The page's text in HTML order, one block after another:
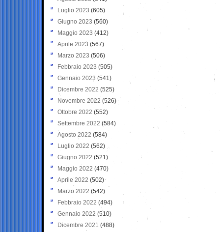
Luglio 2023 (605)
Giugno 2023 (560)
Maggio 2023 (412)
Aprile 2023 (567)
Marzo 2023 (506)
Febbraio 2023 (505)
Gennaio 2023 (541)
Dicembre 2022 (525)
Novembre 2022 (526)
Ottobre 2022 (552)
Settembre 2022 (584)
Agosto 2022 (584)
Luglio 2022 (562)
Giugno 2022 (521)
Maggio 2022 (470)
Aprile 2022 (502)
Marzo 2022 (542)
Febbraio 2022 (494)
Gennaio 2022 (510)
Dicembre 2021 (488)